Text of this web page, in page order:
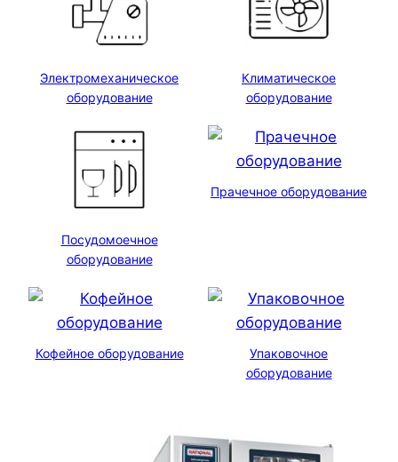
Электромеханическое
оборудование
Климатическое
оборудование
Посудомоечное
оборудование
Прачечное оборудование
Кофейное оборудование
Упаковочное
оборудование